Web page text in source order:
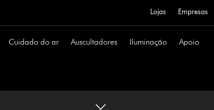
Lojas Empresas
Cuidado do ar Auscultadores Iluminação Apoio